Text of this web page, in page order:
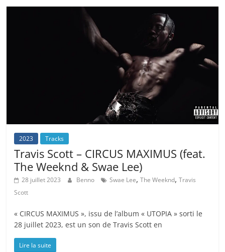
2023 Tracks
Travis Scott – CIRCUS MAXIMUS (feat.
The Weeknd & Swae Lee)
28 juillet 2023 Benno Swae Lee,The Weeknd,Travis
Scott
« CIRCUS MAXIMUS », issu de l’album « UTOPIA » sorti le
28 juillet 2023, est un son de Travis Scott en
Lire la suite